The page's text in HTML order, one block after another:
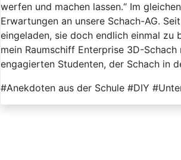
werfen und machen lassen.“ Im
Erwartungen an unsere Schach-AG.
eingeladen, sie doch endlich einmal zu
mein Raumschiff Enterprise 3D-
engagierten Studenten, der Schach in
#Anekdoten aus der Schule #DIY